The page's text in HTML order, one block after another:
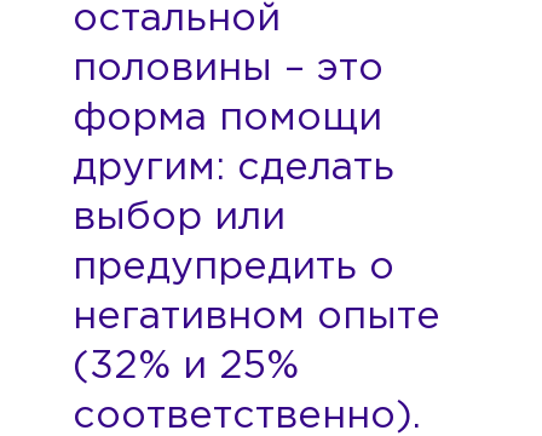
остальной
половины – это
форма помощи
другим: сделать
выбор или
предупредить о
негативном опыте
(32% и 25%
соответственно).